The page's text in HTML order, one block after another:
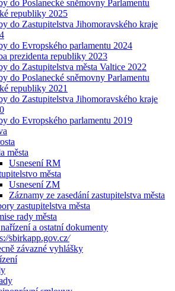
do Poslanecké sněmovny Parlamentu
republiky 2025
do Zastupitelstva Jihomoravského kraje
do Evropského parlamentu 2024
prezidenta republiky 2023
do Zastupitelstva města Valtice 2022
do Poslanecké sněmovny Parlamentu
republiky 2021
do Zastupitelstva Jihomoravského kraje
do Evropského parlamentu 2019
města
Usnesení RM
města
Usnesení ZM
Záznamy ze zasedání zastupitelstva města
zastupitelstva města
rady města
a ostatní dokumenty
závazné vyhlášky